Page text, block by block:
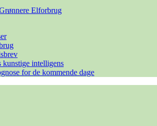
Elforbrug
kunstige intelligens
for de kommende dage